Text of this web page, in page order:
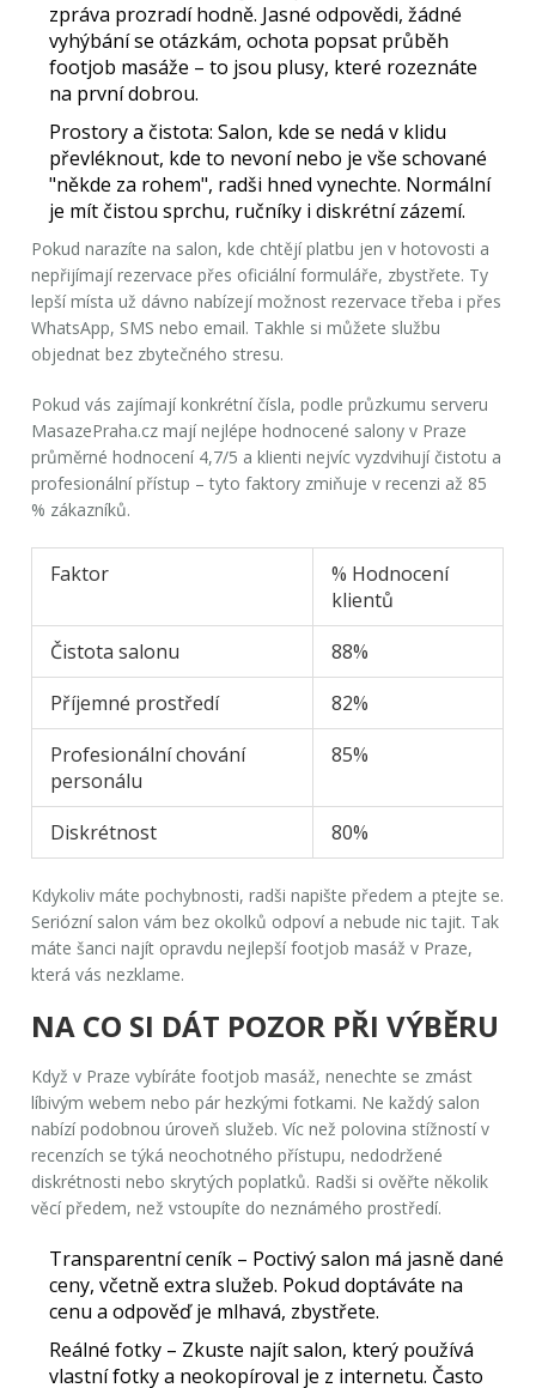
zpráva prozradí hodně. Jasné odpovědi, žádné
vyhýbání se otázkám, ochota popsat průběh
footjob masáže – to jsou plusy, které rozeznáte
na první dobrou.
Prostory a čistota: Salon, kde se nedá v klidu
převléknout, kde to nevoní nebo je vše schované
"někde za rohem", radši hned vynechte. Normální
je mít čistou sprchu, ručníky i diskrétní zázemí.
Pokud narazíte na salon, kde chtějí platbu jen v hotovosti a
nepřijímají rezervace přes oficiální formuláře, zbystřete. Ty
lepší místa už dávno nabízejí možnost rezervace třeba i přes
WhatsApp, SMS nebo email. Takhle si můžete službu
objednat bez zbytečného stresu.
Pokud vás zajímají konkrétní čísla, podle průzkumu serveru
MasazePraha.cz mají nejlépe hodnocené salony v Praze
průměrné hodnocení 4,7/5 a klienti nejvíc vyzdvihují čistotu a
profesionální přístup – tyto faktory zmiňuje v recenzi až 85
% zákazníků.
Faktor
% Hodnocení
klientů
Čistota salonu
88%
Příjemné prostředí
82%
Profesionální chování
personálu
85%
Diskrétnost 80%
Kdykoliv máte pochybnosti, radši napište předem a ptejte se.
Seriózní salon vám bez okolků odpoví a nebude nic tajit. Tak
máte šanci najít opravdu nejlepšífootjob masáž v Praze,
která vás nezklame.
NA CO SI DÁT POZOR PŘI VÝBĚRU
Když v Praze vybírátefootjob masáž, nenechte se zmást
líbivým webem nebo pár hezkými fotkami. Ne každý salon
nabízí podobnou úroveň služeb. Víc než polovina stížností v
recenzích se týká neochotného přístupu, nedodržené
diskrétnosti nebo skrytých poplatků. Radši si ověřte několik
věcí předem, než vstoupíte do neznámého prostředí.
Transparentní ceník – Poctivý salon má jasně dané
ceny, včetně extra služeb. Pokud doptáváte na
cenu a odpověď je mlhavá, zbystřete.
Reálné fotky – Zkuste najít salon, který používá
vlastní fotky a neokopíroval je z internetu. Často